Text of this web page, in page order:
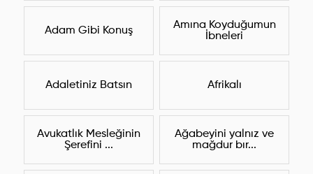
Adam Gibi Konuş
Amına Koyduğumun
İbneleri
Adaletiniz Batsın Afrikalı
Avukatlık Mesleğinin
Şerefini ...
Ağabeyini yalnız ve
mağdur bır...